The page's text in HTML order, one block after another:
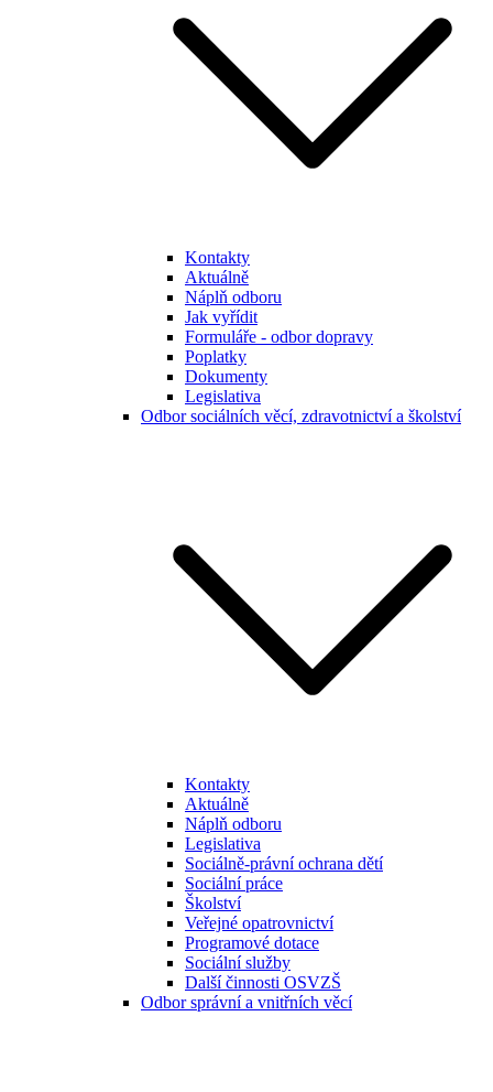
Kontakty
Aktuálně
Náplň odboru
Jak vyřídit
Formuláře - odbor dopravy
Poplatky
Dokumenty
Legislativa
Odbor sociálních věcí, zdravotnictví a školství
Kontakty
Aktuálně
Náplň odboru
Legislativa
Sociálně-právní ochrana dětí
Sociální práce
Školství
Veřejné opatrovnictví
Programové dotace
Sociální služby
Další činnosti OSVZŠ
Odbor správní a vnitřních věcí